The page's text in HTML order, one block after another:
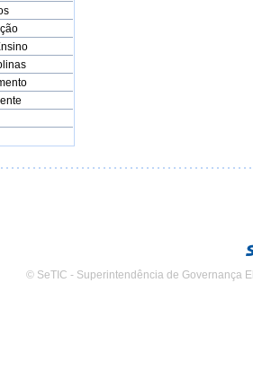
© SeTIC - Superintendência de Governança